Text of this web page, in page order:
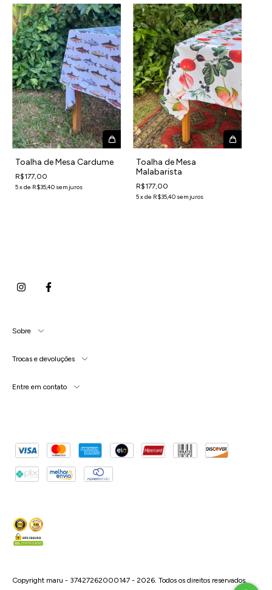
Toalha de Mesa Cardume
R$177,00
5xde R$35,40 sem juros
Toalha de Mesa
Malabarista
R$177,00
5xde R$35,40 sem juros
Sobre
Trocas e devoluções
Entre em contato
Copyright maru - 37427262000147 - 2026. Todos os direitos reservados.